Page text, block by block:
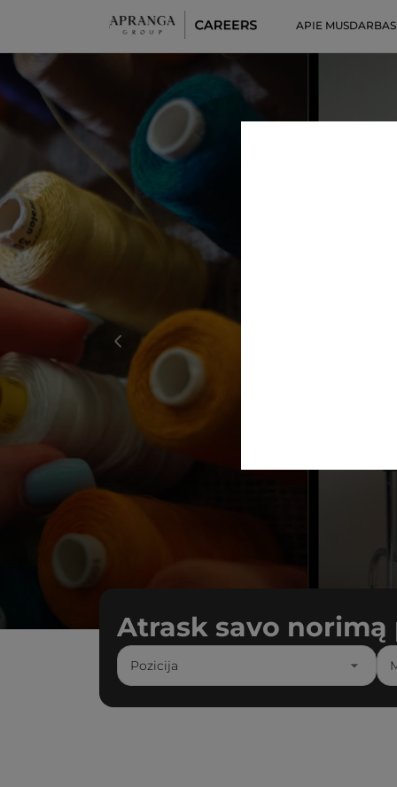
APIE MUS
Atrask savo norimą
Pozicija